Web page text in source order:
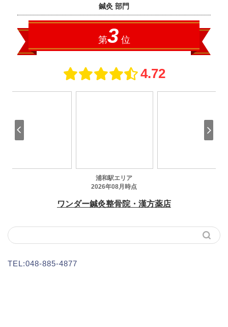
TEL:048-885-4877